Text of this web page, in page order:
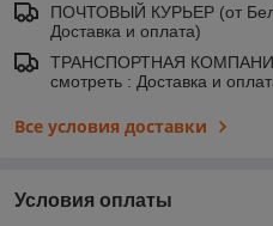
ПОЧТОВЫЙ КУРЬЕР (от
Доставка и оплата)
ТРАНСПОРТНАЯ
смотреть : Доставка и
Все условия доставки
Условия оплаты